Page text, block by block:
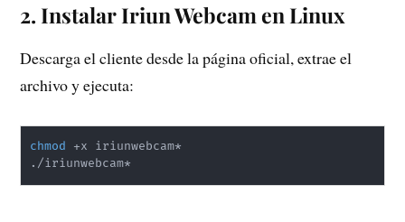
2. Instalar Iriun Webcam en Linux
Descarga el cliente desde la página oficial, extrae el
archivo y ejecuta:
chmod +x iriunwebcam*